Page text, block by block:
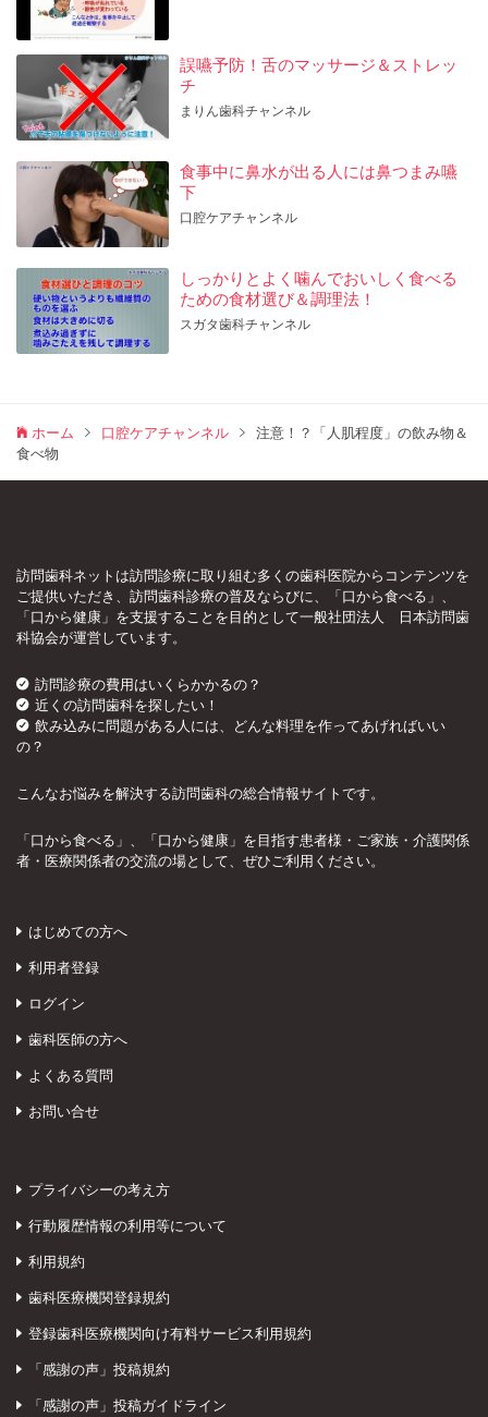
誤嚥予防！舌のマッサージ＆ストレッ
チ
まりん歯科チャンネル
食事中に鼻水が出る人には鼻つまみ嚥
下
口腔ケアチャンネル
しっかりとよく噛んでおいしく食べる
ための食材選び＆調理法！
スガタ歯科チャンネル
ホーム 口腔ケアチャンネル
注意！？「人肌程度」の飲み物＆
食べ物
訪問歯科ネットは訪問診療に取り組む多くの歯科医院からコンテンツを
ご提供いただき、訪問歯科診療の普及ならびに、「口から食べる」、
「口から健康」を支援することを目的として一般社団法人 日本訪問歯
科協会が運営しています。
訪問診療の費用はいくらかかるの？
近くの訪問歯科を探したい！
飲み込みに問題がある人には、どんな料理を作ってあげればいい
の？
こんなお悩みを解決する訪問歯科の総合情報サイトです。
「口から食べる」、「口から健康」を目指す患者様・ご家族・介護関係
者・医療関係者の交流の場として、ぜひご利用ください。
はじめての方へ
利用者登録
ログイン
歯科医師の方へ
よくある質問
お問い合せ
プライバシーの考え方
行動履歴情報の利用等について
利用規約
歯科医療機関登録規約
登録歯科医療機関向け有料サービス利用規約
「感謝の声」投稿規約
「感謝の声」投稿ガイドライン